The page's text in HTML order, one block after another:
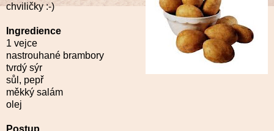
chviličky :-)
Ingredience
1 vejce
nastrouhané brambory
tvrdý sýr
sůl, pepř
měkký salám
olej
Postup